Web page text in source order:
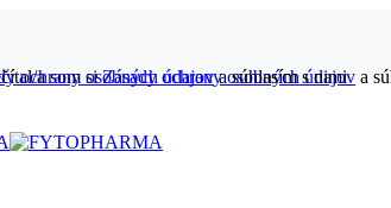
a som siZásady ochrany osobných údajov a
ochrany osobných údajova súhlasím s nimi